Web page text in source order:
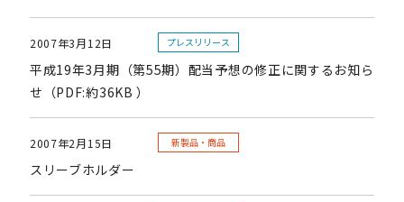
2007年3月12日 プレスリリース
平成19年3月期（第55期）配当予想の修正に関するお知ら
せ（PDF:約36KB ）
2007年2月15日 新製品・商品
スリーブホルダー